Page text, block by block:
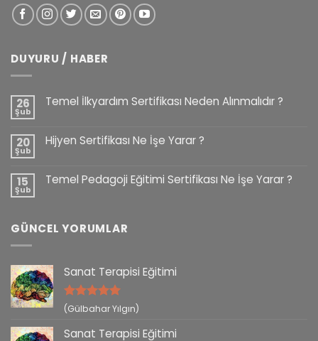
DUYURU / HABER
26
Şub
Temel İlkyardım Sertifikası Neden Alınmalıdır ?
20
Şub
Hijyen Sertifikası Ne İşe Yarar ?
15
Şub
Temel Pedagoji Eğitimi Sertifikası Ne İşe Yarar ?
GÜNCEL YORUMLAR
Sanat Terapisi Eğitimi
5 üzerinden
(Gülbahar Yılgın)
Sanat Terapisi Eğitimi